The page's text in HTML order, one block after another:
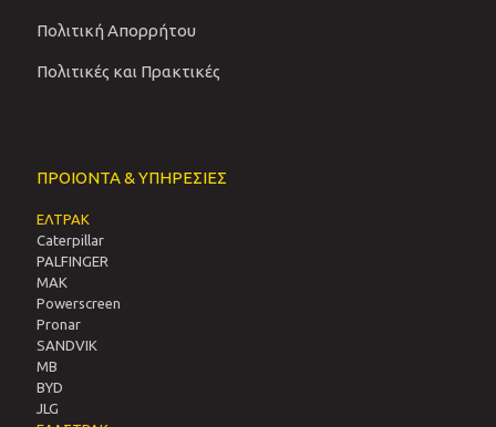
Πολιτική Απορρήτου
Πολιτικές και Πρακτικές
ΠΡΟΙΟΝΤΑ & ΥΠΗΡΕΣΙΕΣ
ΕΛΤΡΑΚ
Caterpillar
PALFINGER
MAK
Powerscreen
Pronar
SANDVIΚ
MB
BYD
JLG